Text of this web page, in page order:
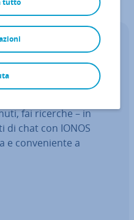
per una
fai ricerche – in
di chat con IONOS
e con­ve­nien­te a
tutto